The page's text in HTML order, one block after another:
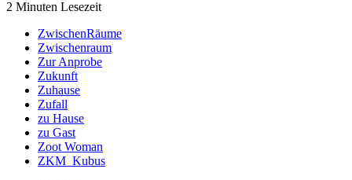
2 Minuten Lesezeit
ZwischenRäume
Zwischenraum
Zur Anprobe
Zukunft
Zuhause
Zufall
zu Hause
zu Gast
Zoot Woman
ZKM_Kubus